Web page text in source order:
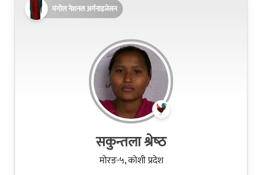
मंगोल नेशनल अर्गनाइजेसन
सकुन्तला श्रेष्‍ठ
मोरङ-५, कोशी प्रदेश